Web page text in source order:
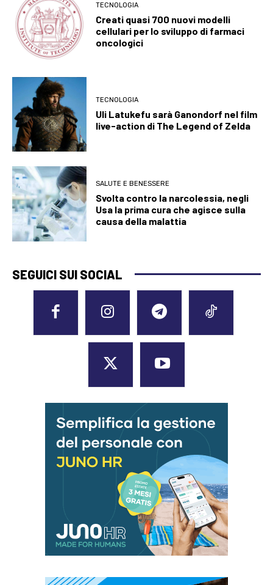
TECNOLOGIA
Creati quasi 700 nuovi modelli
cellulari per lo sviluppo di farmaci
oncologici
TECNOLOGIA
Uli Latukefu sarà Ganondorf nel film
live-action di The Legend of Zelda
SALUTE E BENESSERE
Svolta contro la narcolessia, negli
Usa la prima cura che agisce sulla
causa della malattia
SEGUICI SUI SOCIAL